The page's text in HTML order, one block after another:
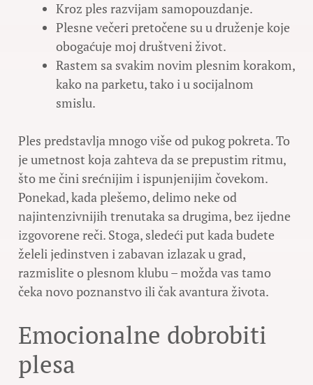
Kroz ples razvijam samopouzdanje.
Plesne večeri pretočene su u druženje koje
obogaćuje moj društveni život.
Rastem sa svakim novim plesnim korakom,
kako na parketu, tako i u socijalnom
smislu.
Ples predstavlja mnogo više od pukog pokreta. To
je umetnost koja zahteva da se prepustim ritmu,
što me čini srećnijim i ispunjenijim čovekom.
Ponekad, kada plešemo, delimo neke od
najintenzivnijih trenutaka sa drugima, bez ijedne
izgovorene reči. Stoga, sledeći put kada budete
želeli jedinstven i zabavan izlazak u grad,
razmislite o plesnom klubu – možda vas tamo
čeka novo poznanstvo ili čak avantura života.
Emocionalne dobrobiti
plesa